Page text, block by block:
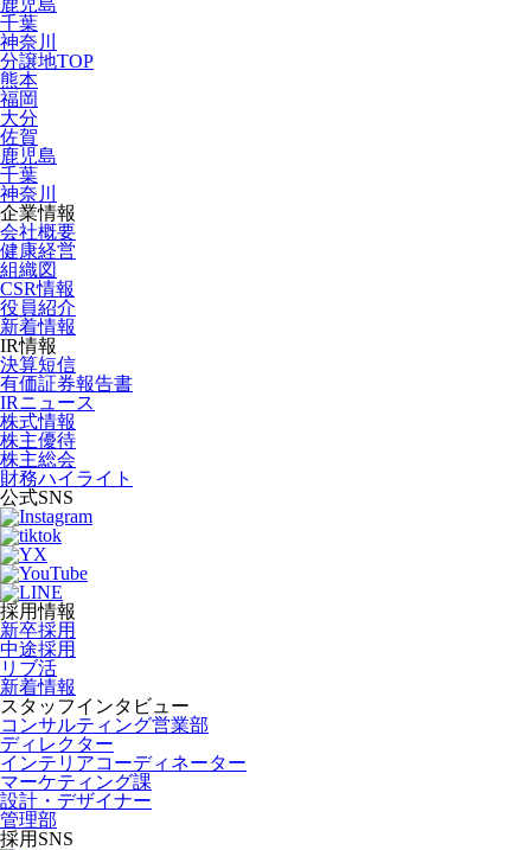
鹿児島
千葉
神奈川
分譲地TOP
熊本
福岡
大分
佐賀
鹿児島
千葉
神奈川
企業情報
会社概要
健康経営
組織図
CSR情報
役員紹介
新着情報
IR情報
決算短信
有価証券報告書
IRニュース
株式情報
株主優待
株主総会
財務ハイライト
公式SNS
採用情報
新卒採用
中途採用
リブ活
新着情報
スタッフインタビュー
コンサルティング営業部
ディレクター
インテリアコーディネーター
マーケティング課
設計・デザイナー
管理部
採用SNS